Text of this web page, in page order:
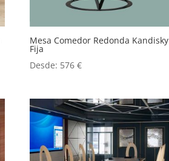
Mesa Comedor Redonda Kandisky
Fija
Desde: 576€